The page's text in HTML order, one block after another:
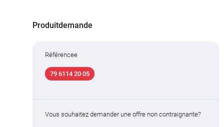
Produitdemande
Référencee
79 6114 20 05
Vous souhaitez demander une offre non contraignante?